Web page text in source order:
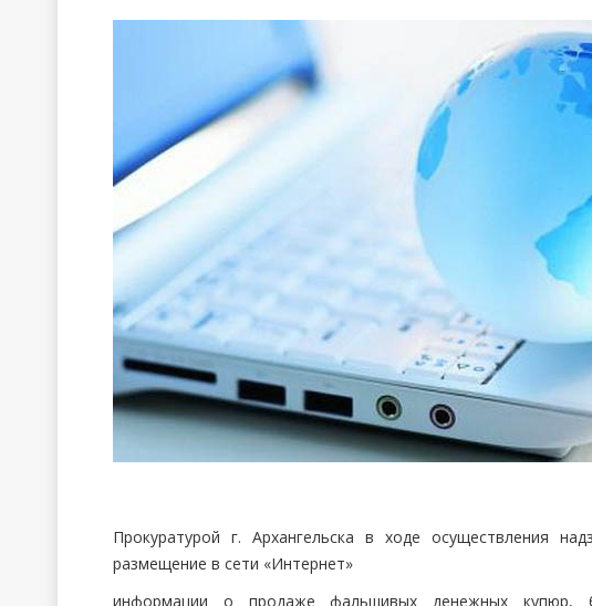
Прокуратурой г. Архангельска в ходе осуществления
размещение в сети «Интернет»
информации о продаже фальшивых денежных купюр,